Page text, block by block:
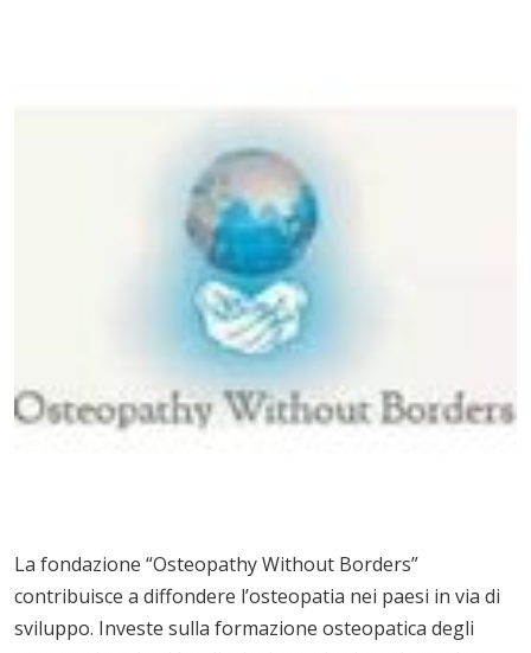
La fondazione “Osteopathy Without Borders”
contribuisce a diffondere l’osteopatia nei paesi in via di
sviluppo. Investe sulla formazione osteopatica degli